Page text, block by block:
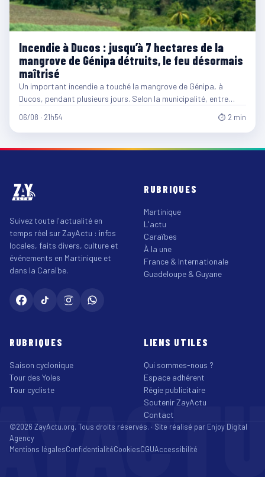
Incendie à Ducos : jusqu’à 7 hectares de la
mangrove de Génipa détruits, le feu désormais
maîtrisé
Un important incendie a touché la mangrove de Génipa, à
Ducos, pendant plusieurs jours. Selon la municipalité, entre…
06/08 · 21h54 ⏱ 2 min
Suivez toute l'actualité en
temps réel sur ZayActu : infos
locales, faits divers, culture et
événements en Martinique et
dans la Caraïbe.
RUBRIQUES
Martinique
L'actu
Caraïbes
À la une
France & Internationale
Guadeloupe & Guyane
RUBRIQUES
Saison cyclonique
Tour des Yoles
Tour cycliste
LIENS UTILES
Qui sommes-nous ?
Espace adhérent
Régie publicitaire
Soutenir ZayActu
Contact
©2026 ZayActu.org. Tous droits réservés. · Site réalisé par Enjoy Digital
Agency
Mentions légalesConfidentialitéCookiesCGUAccessibilité